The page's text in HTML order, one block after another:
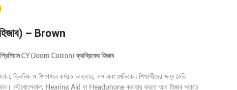
– Brown
প্রিমিয়াম CY (Joom Cotton) ফ্যাব্রিকের হিজাব
ক্লিনিক ও শিক্ষাঙ্গনে কর্মরত ডাক্তার, নার্স এবং মেডিকেল শিক্ষার্থীদের জন্য তৈরি
স্টেথোস্কোপ, Hearing Aid বা Headphone ব্যবহার করতে আর হিজাব সরাতে